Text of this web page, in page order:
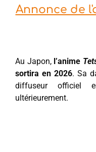
Annonce de
Au Japon, l’anime
sortira en 2026. Sa
diffuseur officiel
ultérieurement.